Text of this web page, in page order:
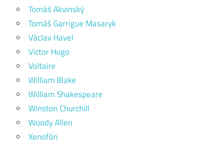
Tomáš Akvinský
Tomáš Garrigue Masaryk
Václav Havel
Victor Hugo
Voltaire
William Blake
William Shakespeare
Winston Churchill
Woody Allen
Xenofón